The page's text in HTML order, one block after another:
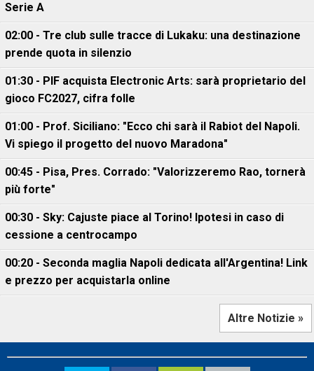
Serie A
02:00 - Tre club sulle tracce di Lukaku: una destinazione
prende quota in silenzio
01:30 - PIF acquista Electronic Arts: sarà proprietario del
gioco FC2027, cifra folle
01:00 - Prof. Siciliano: "Ecco chi sarà il Rabiot del Napoli.
Vi spiego il progetto del nuovo Maradona"
00:45 - Pisa, Pres. Corrado: "Valorizzeremo Rao, tornerà
più forte"
00:30 - Sky: Cajuste piace al Torino! Ipotesi in caso di
cessione a centrocampo
00:20 - Seconda maglia Napoli dedicata all'Argentina! Link
e prezzo per acquistarla online
Altre Notizie »